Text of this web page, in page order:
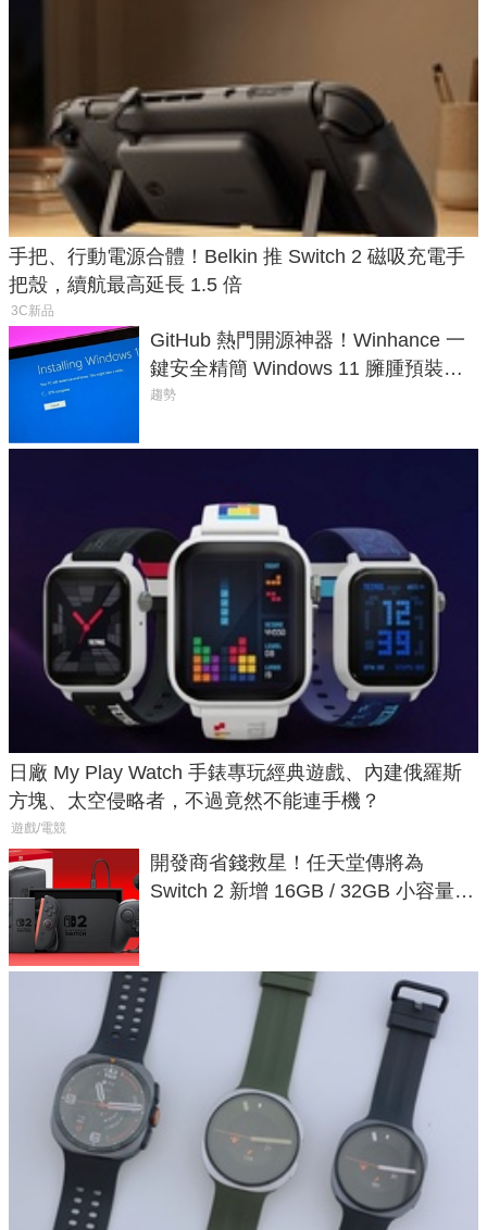
手把、行動電源合體！Belkin 推 Switch 2 磁吸充電手
把殼，續航最高延長 1.5 倍
3C新品
GitHub 熱門開源神器！Winhance 一
鍵安全精簡 Windows 11 臃腫預裝軟
體與後台追蹤
趨勢
日廠 My Play Watch 手錶專玩經典遊戲、內建俄羅斯
方塊、太空侵略者，不過竟然不能連手機？
遊戲/電競
開發商省錢救星！任天堂傳將為
Switch 2 新增 16GB / 32GB 小容量遊